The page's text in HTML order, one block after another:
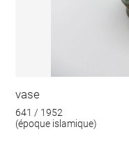
vase
641 / 1952
(époque islamique)